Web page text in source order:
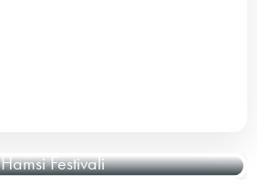
Hamsi Festivali